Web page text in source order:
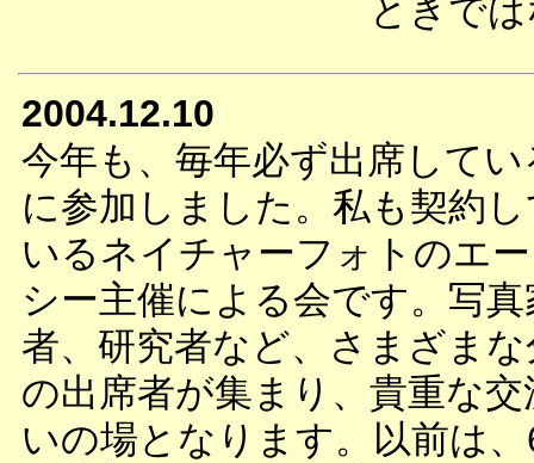
ときで
2004.12.10
今年も、毎年必ず出席してい
に参加しました。私も契約
いるネイチャーフォトのエ
シー主催による会です。写
者、研究者など、さまざま
の出席者が集まり、貴重な交
いの場となります。以前は